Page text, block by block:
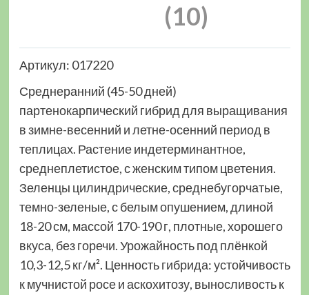
(10)
Артикул: 017220
Среднеранний (45-50 дней)
партенокарпический гибрид для выращивания
в зимне-весенний и летне-осенний период в
теплицах. Растение индетерминантное,
среднеплетистое, с женским типом цветения.
Зеленцы цилиндрические, среднебугорчатые,
темно-зеленые, с белым опушением, длиной
18-20 см, массой 170-190 г, плотные, хорошего
вкуса, без горечи. Урожайность под плёнкой
10,3-12,5 кг/м². Ценность гибрида: устойчивость
к мучнистой росе и аскохитозу, выносливость к